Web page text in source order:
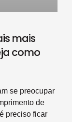
mais
como
se preocupar
de
preciso ficar